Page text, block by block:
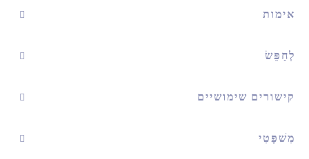
אימות
לְחַפֵּשׂ
קישורים שימושיים
מִשׁפָּטִי